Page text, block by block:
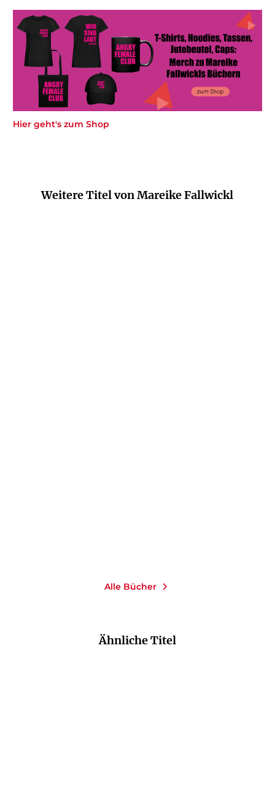
Hier geht's zum Shop
Weitere Titel von Mareike Fallwickl
Alle Bücher
Ähnliche Titel